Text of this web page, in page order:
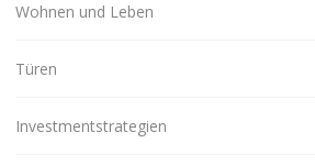
Wohnen und Leben
Türen
Investmentstrategien